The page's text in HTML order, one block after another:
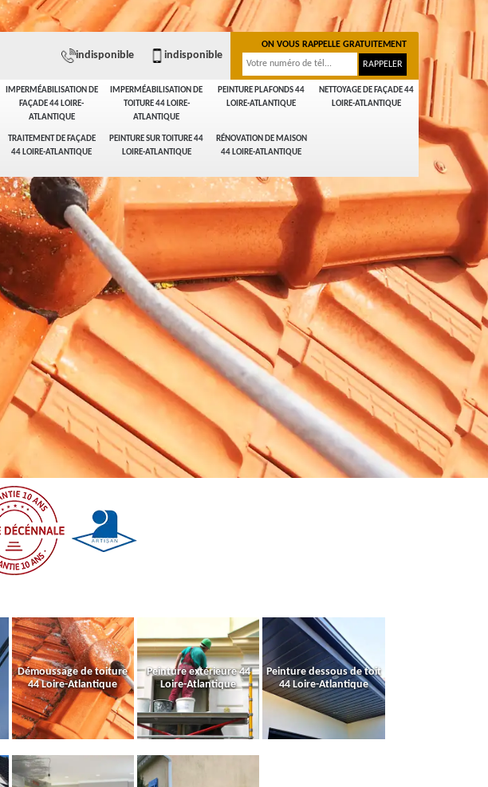
IMPERMÉABILISATION DE
FAÇADE 44 LOIRE-
ATLANTIQUE
IMPERMÉABILISATION DE
TOITURE 44 LOIRE-
ATLANTIQUE
PEINTURE PLAFONDS 44
LOIRE-ATLANTIQUE
NETTOYAGE DE FAÇADE 44
LOIRE-ATLANTIQUE
TRAITEMENT DE FAÇADE
44 LOIRE-ATLANTIQUE
PEINTURE SUR TOITURE 44
LOIRE-ATLANTIQUE
RÉNOVATION DE MAISON
44 LOIRE-ATLANTIQUE
indisponible indisponible
ON VOUS RAPPELLE GRATUITEMENT
Démoussage de toiture
44 Loire-Atlantique
Peinture extérieure 44
Loire-Atlantique
Peinture dessous de toit
44 Loire-Atlantique